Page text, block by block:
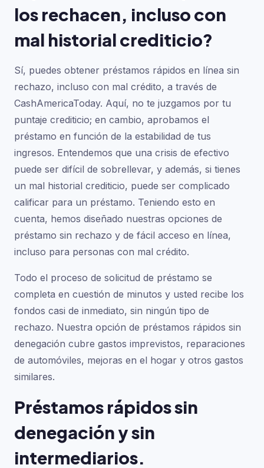
los rechacen, incluso con
mal historial crediticio?
Sí, puedes obtener préstamos rápidos en línea sin
rechazo, incluso con mal crédito, a través de
CashAmericaToday. Aquí, no te juzgamos por tu
puntaje crediticio; en cambio, aprobamos el
préstamo en función de la estabilidad de tus
ingresos. Entendemos que una crisis de efectivo
puede ser difícil de sobrellevar, y además, si tienes
un mal historial crediticio, puede ser complicado
calificar para un préstamo. Teniendo esto en
cuenta, hemos diseñado nuestras opciones de
préstamo sin rechazo y de fácil acceso en línea,
incluso para personas con mal crédito.
Todo el proceso de solicitud de préstamo se
completa en cuestión de minutos y usted recibe los
fondos casi de inmediato, sin ningún tipo de
rechazo. Nuestra opción de préstamos rápidos sin
denegación cubre gastos imprevistos, reparaciones
de automóviles, mejoras en el hogar y otros gastos
similares.
Préstamos rápidos sin
denegación y sin
intermediarios.